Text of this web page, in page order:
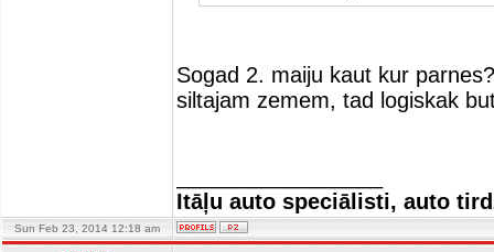
Sogad 2. maiju kaut kur
siltajam zemem, tad logiskak
Itāļu auto speciālisti, auto
Sun Feb 23, 2014 12:18 am